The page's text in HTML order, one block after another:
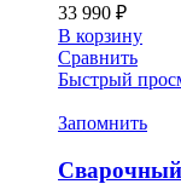
33 990 ₽
В корзину
Сравнить
Быстрый
Запомнить